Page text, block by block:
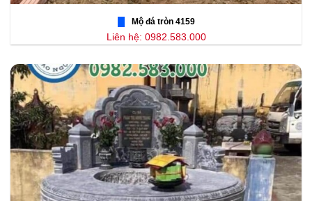
Mộ đá tròn 4159
Liên hệ: 0982.583.000